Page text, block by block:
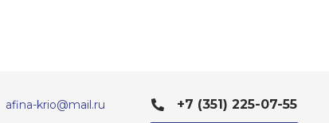
afina-krio@mail.ru +7 (351) 225-07-55